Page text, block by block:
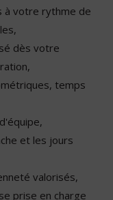
à votre rythme de
dès votre
temps
et les jours
valorisés,
prise en charge